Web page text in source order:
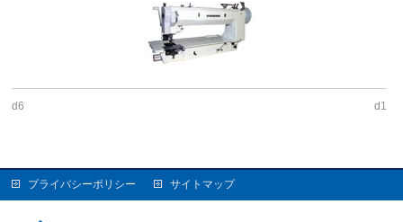
d6 d1
プライバシーポリシー サイトマップ